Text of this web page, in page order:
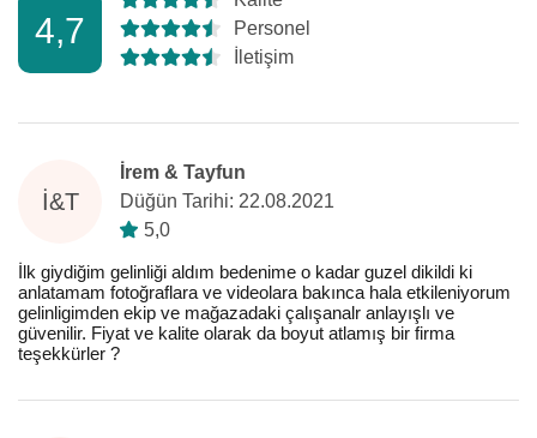
4,7
Personel
İletişim
İ&T
İrem & Tayfun
Düğün Tarihi: 22.08.2021
5,0
İlk giydiğim gelinliği aldım bedenime o kadar guzel dikildi ki
anlatamam fotoğraflara ve videolara bakınca hala etkileniyorum
gelinligimden ekip ve mağazadaki çalışanalr anlayışlı ve
güvenilir. Fiyat ve kalite olarak da boyut atlamış bir firma
teşekkürler ?